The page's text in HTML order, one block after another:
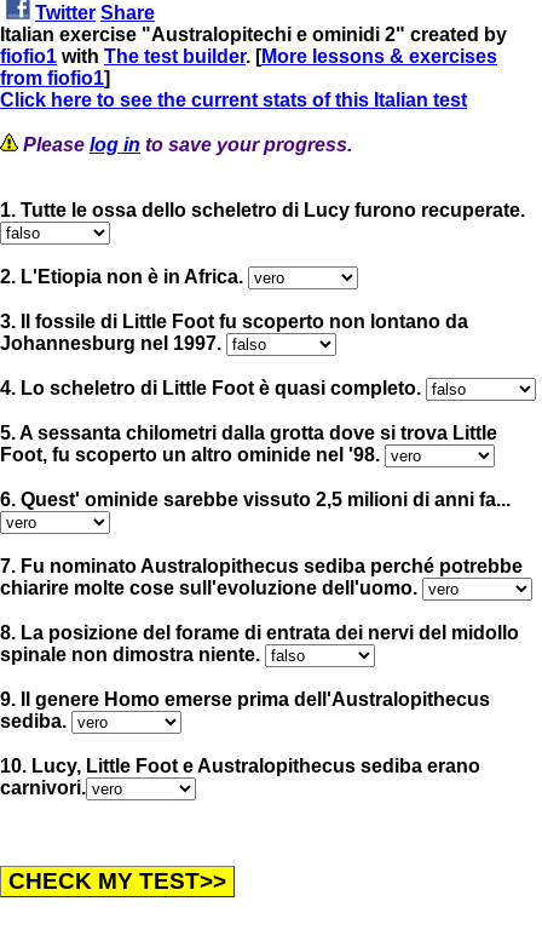
Twitter Share
Italian exercise "Australopitechi e ominidi 2" created by
fiofio1 with The test builder. [More lessons & exercises
from fiofio1]
Click here to see the current stats of this Italian test
Please log in to save your progress.
1. Tutte le ossa dello scheletro di Lucy furono recuperate.
2. L'Etiopia non è in Africa.
3. Il fossile di Little Foot fu scoperto non lontano da
Johannesburg nel 1997.
4. Lo scheletro di Little Foot è quasi completo.
5. A sessanta chilometri dalla grotta dove si trova Little
Foot, fu scoperto un altro ominide nel '98.
6. Quest' ominide sarebbe vissuto 2,5 milioni di anni fa...
7. Fu nominato Australopithecus sediba perché potrebbe
chiarire molte cose sull'evoluzione dell'uomo.
8. La posizione del forame di entrata dei nervi del midollo
spinale non dimostra niente.
9. Il genere Homo emerse prima dell'Australopithecus
sediba.
10. Lucy, Little Foot e Australopithecus sediba erano
carnivori.